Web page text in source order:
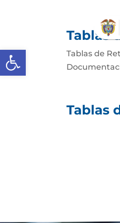
Abrir barra de herramientas
Tablas
Tablas de
Tablas